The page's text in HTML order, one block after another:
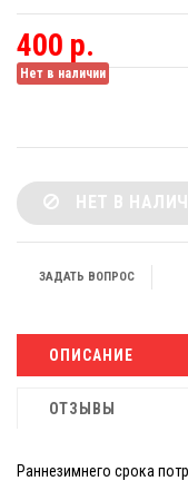
400 р.
Нет в наличии
НЕТ В
ЗАДАТЬ ВОПРОС
ОПИСАНИЕ
ОТЗЫВЫ
Раннезимнего срока